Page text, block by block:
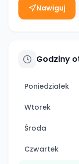
Nawiguj
Godziny
Poniedziałek
Wtorek
Środa
Czwartek